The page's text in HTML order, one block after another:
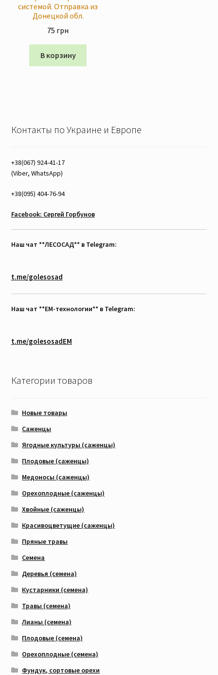
системой. Отправка из
Донецкой обл.
75 грн
В корзину
Контакты по Украине и Европе
+38(067) 924-41-17
(Viber, WhatsApp)
+38(095) 404-76-94
Facebook: Сергей Горбунов
Наш чат **ЛЕСОСАД** в Telegram:
t.me/golesosad
Наш чат **EM-технологии** в Telegram:
t.me/golesosadEM
Категории товаров
Новые товары
Саженцы
Ягодные культуры (саженцы)
Плодовые (саженцы)
Медоносы (саженцы)
Орехоплодные (саженцы)
Хвойные (саженцы)
Красивоцветущие (саженцы)
Пряные травы
Семена
Деревья (семена)
Кустарники (семена)
Травы (семена)
Лианы (семена)
Плодовые (семена)
Орехоплодные (семена)
Фундук, сортовые орехи